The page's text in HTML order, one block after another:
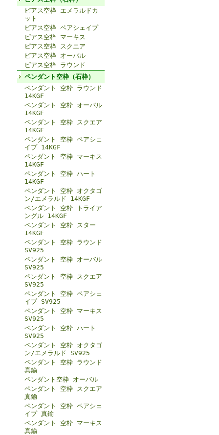
ピアス空枠 エメラルドカ
ット
ピアス空枠 ペアシェイプ
ピアス空枠 マーキス
ピアス空枠 スクエア
ピアス空枠 オーバル
ピアス空枠 ラウンド
ペンダント空枠（石枠）
ペンダント 空枠 ラウンド
14KGF
ペンダント 空枠 オーバル
14KGF
ペンダント 空枠 スクエア
14KGF
ペンダント 空枠 ペアシェ
イプ 14KGF
ペンダント 空枠 マーキス
14KGF
ペンダント 空枠 ハート
14KGF
ペンダント 空枠 オクタゴ
ン/エメラルド 14KGF
ペンダント 空枠 トライア
ングル 14KGF
ペンダント 空枠 スター
14KGF
ペンダント 空枠 ラウンド
SV925
ペンダント 空枠 オーバル
SV925
ペンダント 空枠 スクエア
SV925
ペンダント 空枠 ペアシェ
イプ SV925
ペンダント 空枠 マーキス
SV925
ペンダント 空枠 ハート
SV925
ペンダント 空枠 オクタゴ
ン/エメラルド SV925
ペンダント 空枠 ラウンド
真鍮
ペンダント空枠 オーバル
ペンダント 空枠 スクエア
真鍮
ペンダント 空枠 ペアシェ
イプ 真鍮
ペンダント 空枠 マーキス
真鍮